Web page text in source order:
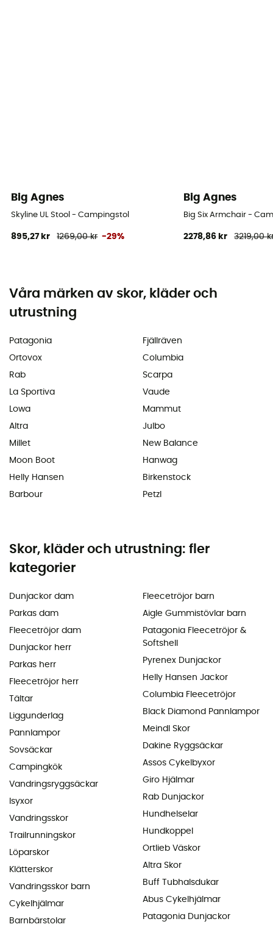
Big Agnes
Skyline UL Stool - Campingstol
895,27 kr 1269,00 kr -29%
Big Agnes
Big Six Armchair -
2278,86 kr 3219,00
Våra märken av skor, kläder och
utrustning
Patagonia
Ortovox
Rab
La Sportiva
Lowa
Altra
Millet
Moon Boot
Helly Hansen
Barbour
Fjällräven
Columbia
Scarpa
Vaude
Mammut
Julbo
New Balance
Hanwag
Birkenstock
Petzl
Skor, kläder och utrustning: fler
kategorier
Dunjackor dam
Parkas dam
Fleecetröjor dam
Dunjackor herr
Parkas herr
Fleecetröjor herr
Tältar
Liggunderlag
Pannlampor
Sovsäckar
Campingkök
Vandringsryggsäckar
Isyxor
Vandringsskor
Trailrunningskor
Löparskor
Klätterskor
Vandringsskor barn
Cykelhjälmar
Barnbärstolar
Fleecetröjor barn
Aigle Gummistövlar barn
Patagonia Fleecetröjor &
Softshell
Pyrenex Dunjackor
Helly Hansen Jackor
Columbia Fleecetröjor
Black Diamond Pannlampor
Meindl Skor
Dakine Ryggsäckar
Assos Cykelbyxor
Giro Hjälmar
Rab Dunjackor
Hundhelselar
Hundkoppel
Ortlieb Väskor
Altra Skor
Buff Tubhalsdukar
Abus Cykelhjälmar
Patagonia Dunjackor